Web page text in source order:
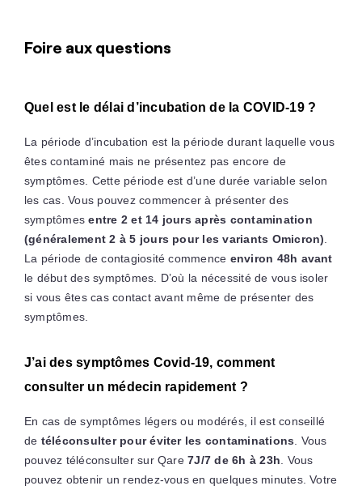
Foire aux questions
Quel est le délai d’incubation de la COVID-19 ?
La période d’incubation est la période durant laquelle vous
êtes contaminé mais ne présentez pas encore de
symptômes. Cette période est d’une durée variable selon
les cas. Vous pouvez commencer à présenter des
symptômesentre 2 et 14 jours après contamination
(généralement 2 à 5 jours pour les variants Omicron)
La période de contagiosité commence environ 48h avant
le début des symptômes. D’où la nécessité de vous isoler
si vous êtes cas contact avant même de présenter des
symptômes.
J’ai des symptômes Covid-19, comment
consulter un médecin rapidement ?
En cas de symptômes légers ou modérés, il est conseillé
de téléconsulter pour éviter les contaminations . Vous
pouvez téléconsulter sur Qare7J/7 de 6h à 23h . Vous
pouvez obtenir un rendez-vous en quelques minutes. Votre